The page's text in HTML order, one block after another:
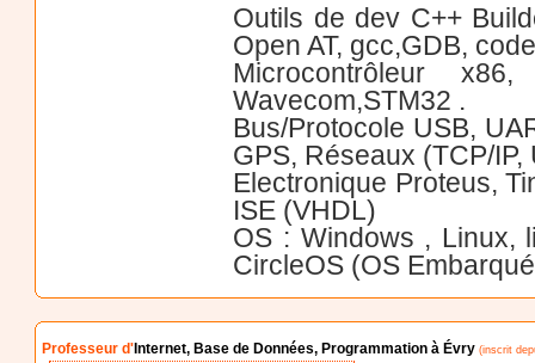
Outils de dev C++
Open AT, gcc,GDB,
Microcontrôleur
Wavecom,STM32 .
Bus/Protocole USB,
GPS, Réseaux (TCP/IP,
Electronique Proteus,
ISE (VHDL)
OS : Windows , Linux,
CircleOS (OS
Professeur d' Internet, Base de Données, Programmation à Évry (inscrit